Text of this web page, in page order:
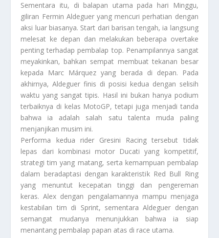
Sementara itu, di balapan utama pada hari Minggu,
giliran Fermin Aldeguer yang mencuri perhatian dengan
aksi luar biasanya. Start dari barisan tengah, ia langsung
melesat ke depan dan melakukan beberapa overtake
penting terhadap pembalap top. Penampilannya sangat
meyakinkan, bahkan sempat membuat tekanan besar
kepada Marc Márquez yang berada di depan. Pada
akhirnya, Aldeguer finis di posisi kedua dengan selisih
waktu yang sangat tipis. Hasil ini bukan hanya podium
terbaiknya di kelas MotoGP, tetapi juga menjadi tanda
bahwa ia adalah salah satu talenta muda paling
menjanjikan musim ini.
Performa kedua rider Gresini Racing tersebut tidak
lepas dari kombinasi motor Ducati yang kompetitif,
strategi tim yang matang, serta kemampuan pembalap
dalam beradaptasi dengan karakteristik Red Bull Ring
yang menuntut kecepatan tinggi dan pengereman
keras. Alex dengan pengalamannya mampu menjaga
kestabilan tim di Sprint, sementara Aldeguer dengan
semangat mudanya menunjukkan bahwa ia siap
menantang pembalap papan atas di race utama.